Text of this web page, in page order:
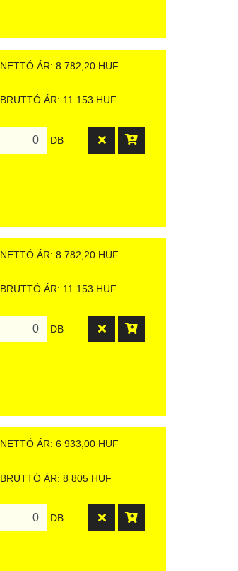
NETTÓ ÁR: 8 782,20 HUF
BRUTTÓ ÁR: 11 153 HUF
DB
NETTÓ ÁR: 8 782,20 HUF
BRUTTÓ ÁR: 11 153 HUF
DB
NETTÓ ÁR: 6 933,00 HUF
BRUTTÓ ÁR: 8 805 HUF
DB